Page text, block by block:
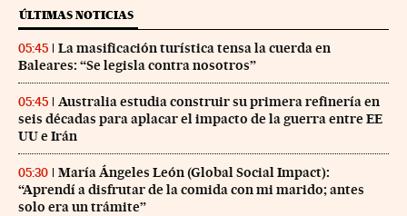
ÚLTIMAS NOTICIAS
05:45
La masificación turística tensa la cuerda en
Baleares: “Se legisla contra nosotros”
05:45
Australia estudia construir su primera refinería en
seis décadas para aplacar el impacto de la guerra entre EE
UU e Irán
05:30
María Ángeles León (Global Social Impact):
“Aprendí a disfrutar de la comida con mi marido; antes
solo era un trámite”